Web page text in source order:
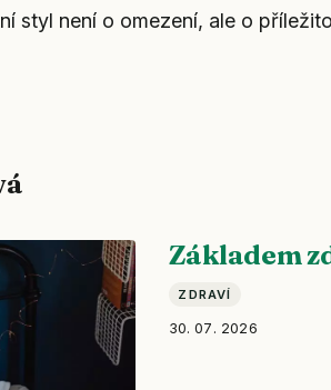
styl není o omezení, ale o
Základem
ZDRAVÍ
30. 07. 2026